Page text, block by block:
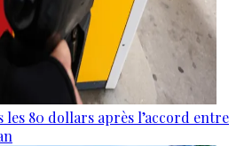
les 80 dollars après l’accord entre